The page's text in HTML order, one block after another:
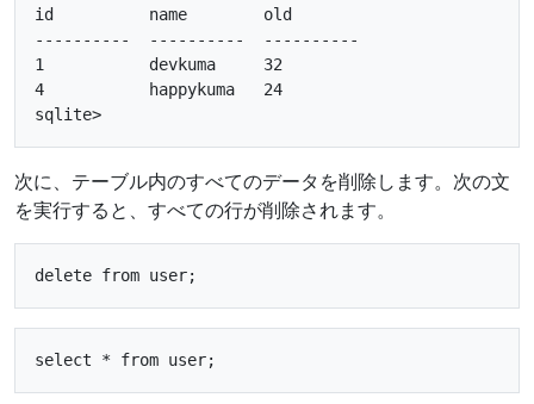
id          name        old
----------  ----------  ----------
1           devkuma     32
4           happykuma   24
次に、テーブル内のすべてのデータを削除します。次の文
を実行すると、すべての行が削除されます。